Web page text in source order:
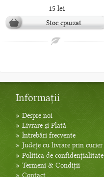
15 lei
Stoc epuizat
Informații
» Despre noi
» Livrare și Plată
» Întrebări frecvente
» Județe cu livrare prin curier
» Politica de confidențialitate
» Termeni & Condiții
» Contact